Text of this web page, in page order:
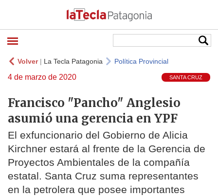
Volver| La Tecla Patagonia Política Provincial
4 de marzo de 2020 SANTA CRUZ
Francisco "Pancho" Anglesio
asumió una gerencia en YPF
El exfuncionario del Gobierno de Alicia
Kirchner estará al frente de la Gerencia de
Proyectos Ambientales de la compañía
estatal. Santa Cruz suma representantes
en la petrolera que posee importantes